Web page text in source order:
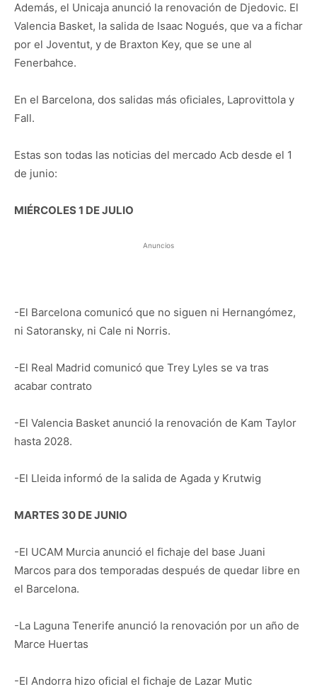
Además, el Unicaja anunció la renovación de Djedovic. El
Valencia Basket, la salida de Isaac Nogués, que va a fichar
por el Joventut, y de Braxton Key, que se une al
Fenerbahce.
En el Barcelona, dos salidas más oficiales, Laprovittola y
Fall.
Estas son todas las noticias del mercado Acb desde el 1
de junio:
MIÉRCOLES 1 DE JULIO
Anuncios
-El Barcelona comunicó que no siguen ni Hernangómez,
ni Satoransky, ni Cale ni Norris.
-El Real Madrid comunicó que Trey Lyles se va tras
acabar contrato
-El Valencia Basket anunció la renovación de Kam Taylor
hasta 2028.
-El Lleida informó de la salida de Agada y Krutwig
MARTES 30 DE JUNIO
-El UCAM Murcia anunció el fichaje del base Juani
Marcos para dos temporadas después de quedar libre en
el Barcelona.
-La Laguna Tenerife anunció la renovación por un año de
Marce Huertas
-El Andorra hizo oficial el fichaje de Lazar Mutic